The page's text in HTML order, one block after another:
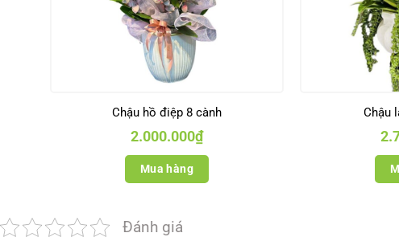
Chậu hồ điệp 8 cành
2.000.000₫
Mua hàng
Chậu
Đánh giá